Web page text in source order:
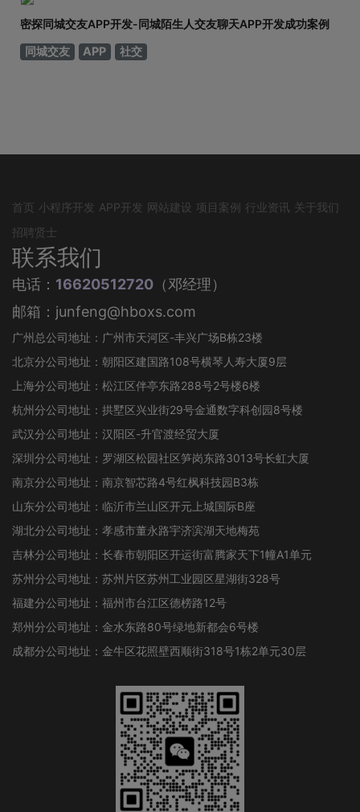
密探同城交友APP开发-同城陌生人交友聊天APP开发成功案例
同城交友
APP 社交
首页 小程序开发 APP开发 网站建设 项目案例 行业资讯 关于我们
招聘贤士
联系我们
电话： 16620512720 （邓经理）
邮箱：junfeng@hboxs.com
广州总公司地址：广州市天河区-丰兴广场B栋23楼
北京分公司地址：朝阳区建国路108号横琴人寿大厦9层
上海分公司地址：松江区伴亭东路288号2号楼6楼
杭州分公司地址：拱墅区兴业街29号金通数字科创园8号楼
武汉分公司地址：汉阳区-升官渡经贸大厦
深圳分公司地址：罗湖区松园社区笋岗东路3013号长虹大厦
南京分公司地址：南京智芯路4号红枫科技园B3栋
山东分公司地址：临沂市兰山区开元上城国际B座
湖北分公司地址：孝感市董永路宇济滨湖天地梅苑
吉林分公司地址：长春市朝阳区开运街富腾家天下1幢A1单元
苏州分公司地址：苏州片区苏州工业园区星湖街328号
福建分公司地址：福州市台江区德榜路12号
郑州分公司地址：金水东路80号绿地新都会6号楼
成都分公司地址：金牛区花照壁西顺街318号1栋2单元30层